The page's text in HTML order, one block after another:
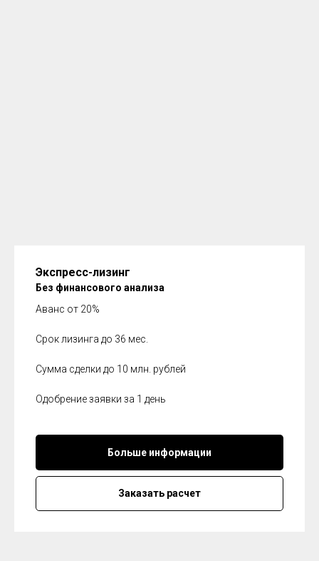
Экспресс-лизинг
Без финансового анализа
Аванс от 20%
Срок лизинга до 36 мес.
Сумма сделки до 10 млн. рублей
Одобрение заявки за 1 день
Больше информации
Заказать расчет